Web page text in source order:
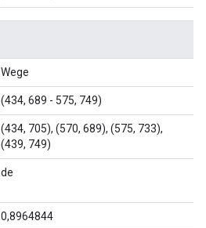
Wege
(434, 689 - 575, 749)
(434, 705), (570, 689), (575, 733),
(439, 749)
de
0,8964844